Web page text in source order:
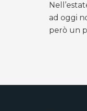
ad oggi
però un